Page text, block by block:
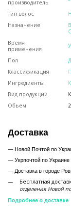
производитель
Тип волос
Назначение
Время
применения
Пол
Классификация
Ингредиенты
Вид продукции
Обьем
Доставка
— Новой Почтой по
— Укрпочтой по Украине
— Доставка в городе
Бесплатная
отделения Новой
Подробнее о доставке